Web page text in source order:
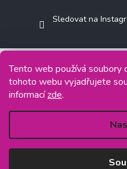
Tento web používá soubory
tohoto webu vyjadřujete
informacízde.
Sledovat na
Copyright 2026